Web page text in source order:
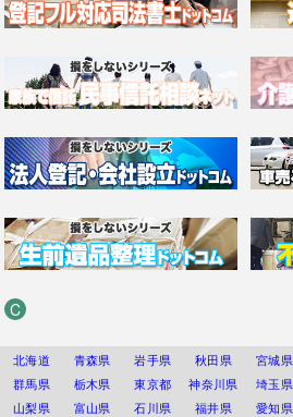
C
北海道 青森県 岩手県 秋田県 宮城県
群馬県
栃木県 東京都 神奈川県 埼玉県
山梨県
富山県 石川県 福井県 愛知県